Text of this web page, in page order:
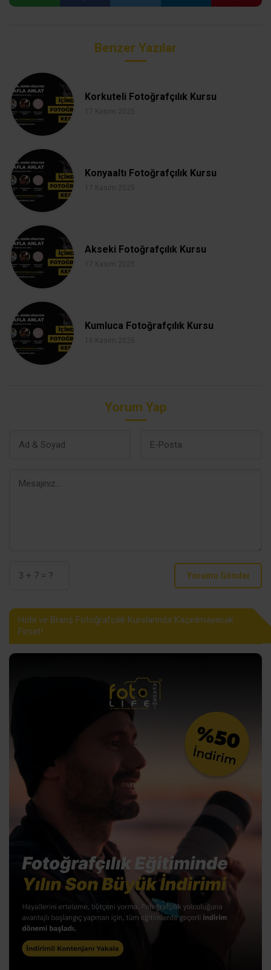
Benzer Yazılar
Korkuteli Fotoğrafçılık Kursu
Konyaaltı Fotoğrafçılık Kursu
Akseki Fotoğrafçılık Kursu
Kumluca Fotoğrafçılık Kursu
Yorum Yap
Yorumu Gönder
Hobi ve Branş Fotoğrafçılık Kurslarında Kaçırılmayacak
Fırsat!